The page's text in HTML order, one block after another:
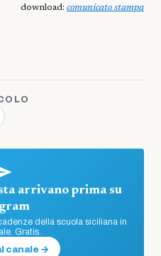
download: comunicato stampa
arrivano prima su
della scuola siciliana in
Gratis.
canale →